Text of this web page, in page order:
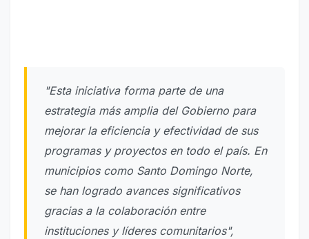
"Esta iniciativa forma parte de una
estrategia más amplia del Gobierno para
mejorar la eficiencia y efectividad de sus
programas y proyectos en todo el país. En
municipios como Santo Domingo Norte,
se han logrado avances significativos
gracias a la colaboración entre
instituciones y líderes comunitarios",